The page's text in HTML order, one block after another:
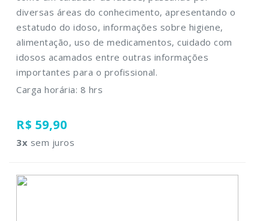
diversas áreas do conhecimento, apresentando o
estatudo do idoso, informações sobre higiene,
alimentação, uso de medicamentos, cuidado com
idosos acamados entre outras informações
importantes para o profissional.
Carga horária: 8 hrs
R$ 59,90
3x sem juros